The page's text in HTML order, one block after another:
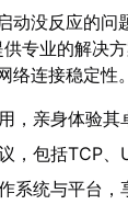
动没反应的
供专业的解决
络连接稳定性
，亲身体验
，包括TCP、
系统与平台，